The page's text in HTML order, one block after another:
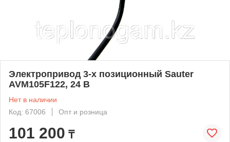
Электропривод 3-х позиционный Sauter
AVM105F122, 24 В
Нет в наличии
Код: 67006
Опт и розница
101 200 ₸